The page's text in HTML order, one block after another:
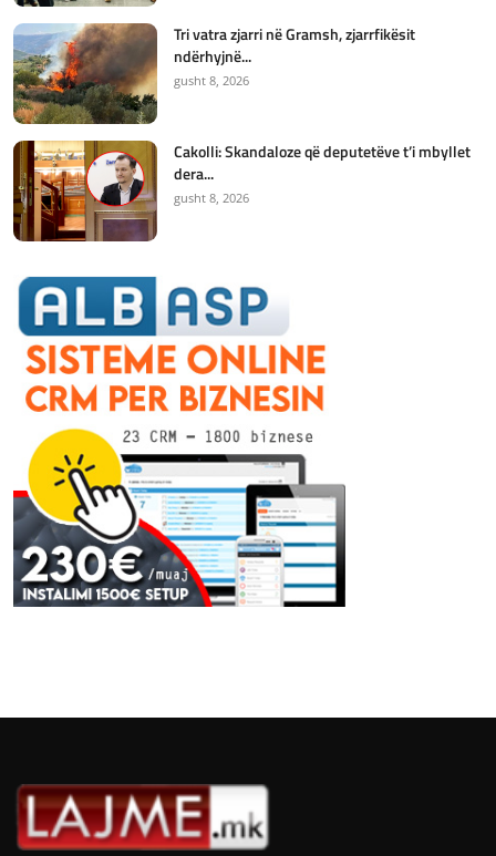
Tri vatra zjarri në Gramsh, zjarrfikësit
ndërhyjnë...
gusht 8, 2026
Cakolli: Skandaloze që deputetëve t’i mbyllet
dera...
gusht 8, 2026